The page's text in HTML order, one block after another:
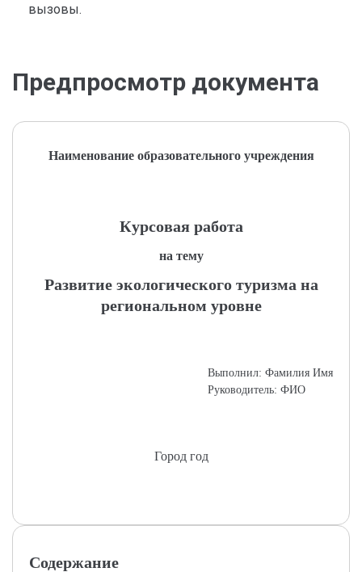
вызовы.
Предпросмотр документа
Наименование образовательного учреждения
Курсовая работа
на тему
Развитие экологического туризма на
региональном уровне
Выполнил: Фамилия Имя
Руководитель: ФИО
Город год
Содержание